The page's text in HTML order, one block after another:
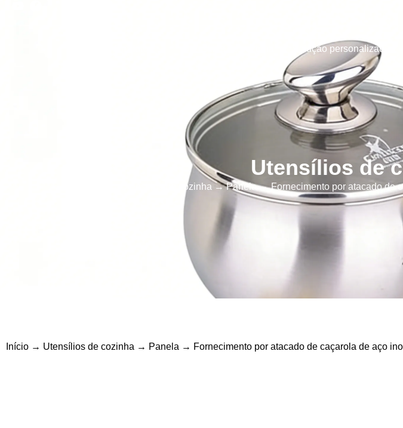
Solução personalizada
Utensílios de
Utensílios de cozinha →Panela→ Fornecimento por atacado de
Início → Utensílios de cozinha → Panela → Fornecimento por atacado de caçarola de aço